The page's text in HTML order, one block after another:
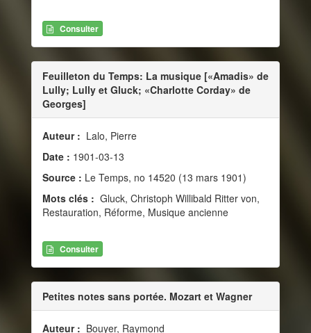
Consulter
Feuilleton du Temps: La musique [«Amadis» de
Lully; Lully et Gluck; «Charlotte Corday» de
Georges]
Auteur : Lalo, Pierre
Date : 1901-03-13
Source : Le Temps, no 14520 (13 mars 1901)
Mots clés : Gluck, Christoph Willibald Ritter von,
Restauration, Réforme, Musique ancienne
Consulter
Petites notes sans portée. Mozart et Wagner
Auteur : Bouyer, Raymond